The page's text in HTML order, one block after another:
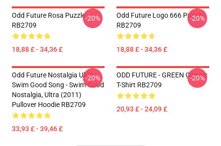
Odd Future Rosa Puzzle
RB2709
18,88 £ - 34,36 £
-20%
Odd Future Logo 666 Puzzle
RB2709
18,88 £ - 34,36 £
-20%
Odd Future Nostalgia Ultra -
Swim Good Song - Swim Good
Nostalgia, Ultra (2011)
Pullover Hoodie RB2709
33,93 £ - 39,46 £
-20%
ODD FUTURE - GREEN Classic
T-Shirt RB2709
20,93 £ - 24,09 £
-20%